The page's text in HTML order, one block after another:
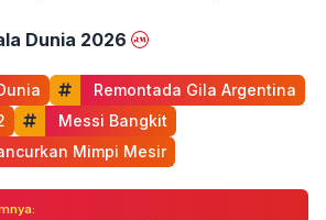
Dunia 2026
Remontada Gila Argentina
Messi Bangkit
Mimpi Mesir